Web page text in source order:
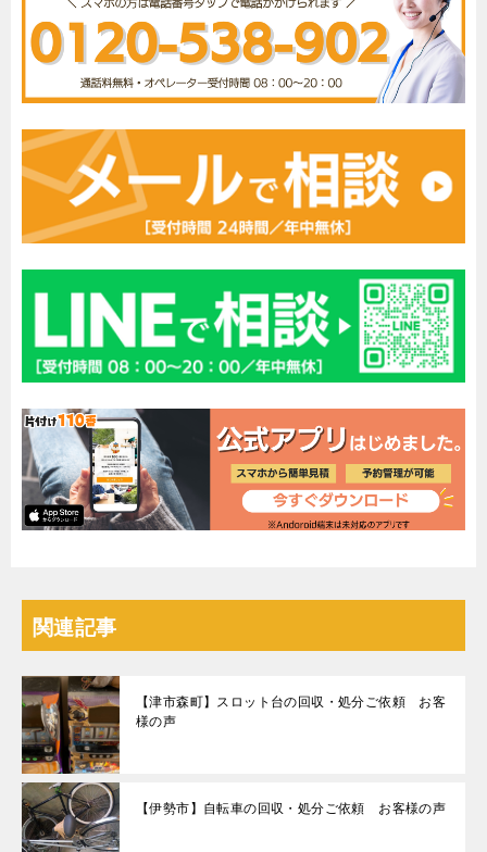
関連記事
【津市森町】スロット台の回収・処分ご依頼 お客
様の声
【伊勢市】自転車の回収・処分ご依頼 お客様の声